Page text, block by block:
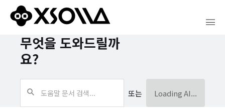
무엇을 도와드릴까
요?
또는 Loading AI...